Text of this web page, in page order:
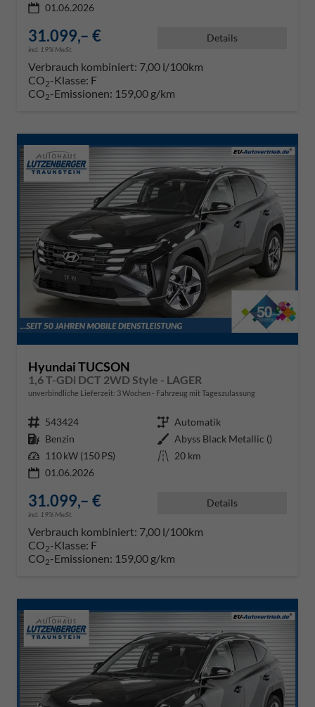
01.06.2026
31.099,– €
incl. 19% MwSt.
Details
Verbrauch kombiniert: 7,00 l/100km
CO2-Klasse: F
CO2-Emissionen: 159,00 g/km
Hyundai TUCSON
1,6 T-GDi DCT 2WD Style - LAGER
unverbindliche Lieferzeit: 3 Wochen Fahrzeug mit Tageszulassung
Fahrzeugnr. 543424 Getriebe Automatik
Kraftstoff Benzin Außenfarbe Abyss Black Metallic ()
Leistung 110 kW (150 PS) Kilometerstand 20 km
01.06.2026
31.099,– €
incl. 19% MwSt.
Details
Verbrauch kombiniert: 7,00 l/100km
CO2-Klasse: F
CO2-Emissionen: 159,00 g/km